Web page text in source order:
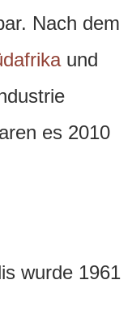
Nach dem
und
es 2010
wurde 1961